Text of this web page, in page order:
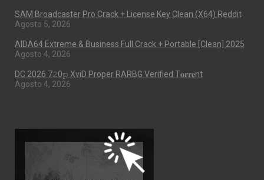
SAM Broadcaster Pro Crack + License Key Clean (x64) Reddit
Agosto 5, 2026
AIDA64 Extreme & Business Full Crack + Portable [Clean] 2025
Agosto 4, 2026
DC 2026 7𝟸0𝚙 XviD Proper RARBG Verified T𝐨𝐫𝐫𝐞nt
Agosto 4, 2026